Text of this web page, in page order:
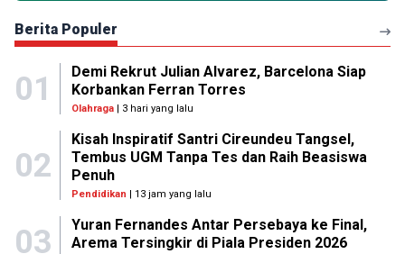
Berita Populer
01
Demi Rekrut Julian Alvarez, Barcelona Siap
Korbankan Ferran Torres
Olahraga| 3 hari yang lalu
02
Kisah Inspiratif Santri Cireundeu Tangsel,
Tembus UGM Tanpa Tes dan Raih Beasiswa
Penuh
Pendidikan | 13 jam yang lalu
03
Yuran Fernandes Antar Persebaya ke Final,
Arema Tersingkir di Piala Presiden 2026